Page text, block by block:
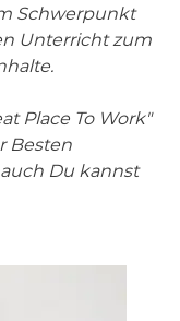
Schwerpunkt
Unterricht zum
Place To Work"
Besten
Du kannst